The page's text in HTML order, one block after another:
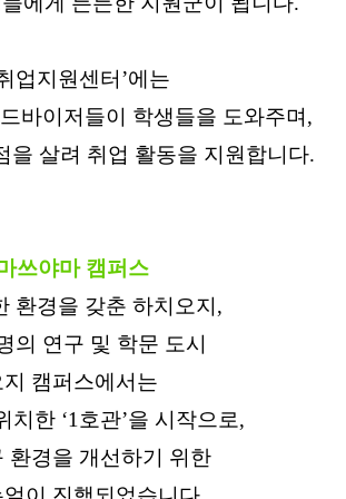
업지원센터’에는
바이저들이 학생들을 도와주며,
을 살려 취업 활동을 지원합니다.
쓰야마 캠퍼스
환경을 갖춘 하치오지,
의 연구 및 학문 도시
캠퍼스에서는
치한 ‘1호관’을 시작으로,
환경을 개선하기 위한